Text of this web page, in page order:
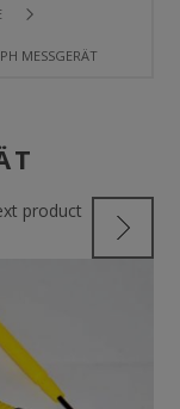
PH MESSGERÄT
product